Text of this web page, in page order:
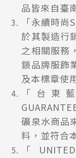
品皆來自臺
「永續時尚
於其製造行
之相關服務
鎖品牌服飾
及本標章使
「台東
礦泉水商品
料，並符合
「